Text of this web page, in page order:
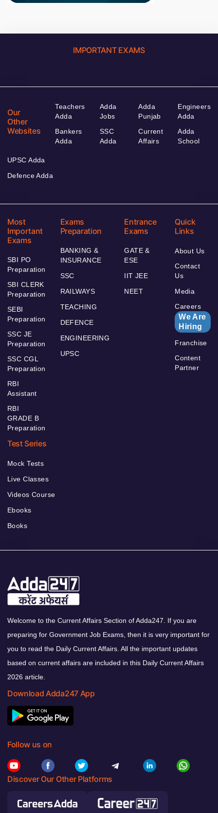
IMPORTANT EXAMS
Our
Other
Websites
Teachers
Adda
Bankers
Adda
Adda
Jobs
SSC
Adda
Adda
Punjab
Current
Affairs
Engineers
Adda
Adda
School
UPSC Adda
Defence Adda
Most
Important
Exams
SBI PO
Preparation
SBI CLERK
Preparation
SEBI
Preparation
SSC JE
Preparation
SSC CGL
Preparation
RBI
Assistant
RBI
GRADE B
Preparation
Exams
Preparation
BANKING &
INSURANCE
SSC
RAILWAYS
TEACHING
DEFENCE
ENGINEERING
UPSC
Entrance
Exams
GATE &
ESE
IIT JEE
NEET
Quick
Links
About Us
Contact
Us
Media
Careers
We Are
Hiring
Franchise
Content
Partner
Test Series
Mock Tests
Live Classes
Videos Course
Ebooks
Books
Welcome to the Current Affairs Section of Adda247. If you are
preparing for Government Job Exams, then it is very important for
you to read the Daily Current Affairs. All the important updates
based on current affairs are included in this Daily Current Affairs
2026 article.
Download Adda247 App
Follow us on
Discover Our Other Platforms